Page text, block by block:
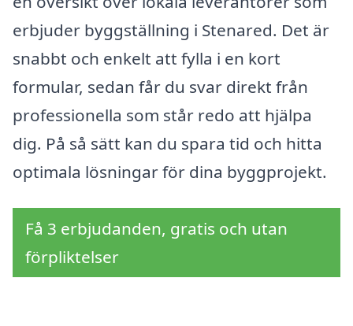
erbjuder byggställning i Stenared. Det är
snabbt och enkelt att fylla i en kort
formular, sedan får du svar direkt från
professionella som står redo att hjälpa
dig. På så sätt kan du spara tid och hitta
optimala lösningar för dina byggprojekt.
Få 3 erbjudanden, gratis och utan
förpliktelser